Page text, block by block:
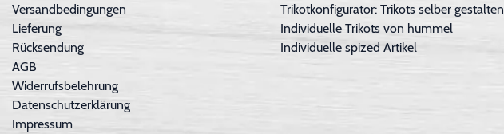
Versandbedingungen
Lieferung
Rücksendung
AGB
Widerrufsbelehrung
Datenschutzerklärung
Impressum
Trikotkonfigurator: Trikots selber gestalten
Individuelle Trikots von hummel
Individuelle spized Artikel